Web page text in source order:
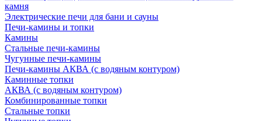
камня
Электрические печи для бани и сауны
Печи-камины и топки
Камины
Стальные печи-камины
Чугунные печи-камины
Печи-камины АКВА (с водяным контуром)
Каминные топки
АКВА (с водяным контуром)
Комбинированные топки
Стальные топки